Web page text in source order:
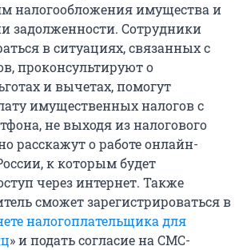
налогообложения имущества и
задолженности. Сотрудники
в ситуациях, связанных с
проконсультируют о
и вычетах, помогут
имущественных налогов с
не выходя из налогового
расскажут о работе онлайн-
к которым будет
через интернет. Также
сможет зарегистрироваться в
налогоплательщика для
» и подать согласие на СМС-